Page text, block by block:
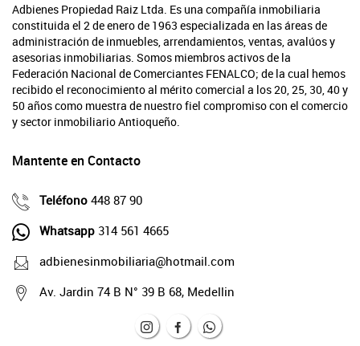
Adbienes Propiedad Raiz Ltda. Es una compañía inmobiliaria
constituida el 2 de enero de 1963 especializada en las áreas de
administración de inmuebles, arrendamientos, ventas, avalúos y
asesorias inmobiliarias. Somos miembros activos de la
Federación Nacional de Comerciantes FENALCO; de la cual hemos
recibido el reconocimiento al mérito comercial a los 20, 25, 30, 40 y
50 años como muestra de nuestro fiel compromiso con el comercio
y sector inmobiliario Antioqueño.
Mantente en Contacto
Teléfono 448 87 90
Whatsapp 314 561 4665
adbienesinmobiliaria@hotmail.com
Av. Jardin 74 B N° 39 B 68, Medellin